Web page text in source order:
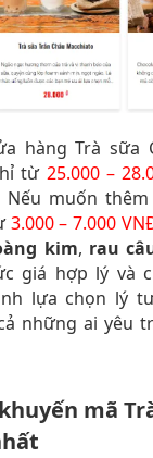
hàng Trà sữa
từ 25.000 –
muốn
3.000 – 7.000
kim, rau
giá hợp lý và
lựa chọn lý
những ai yêu
mã